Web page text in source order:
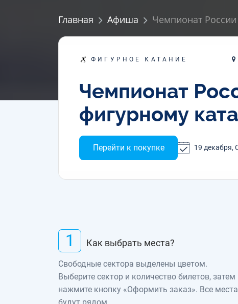
Главная Афиша Чемпионат
ФИГУРНОЕ КАТАНИЕ
Чемпионат
фигурному
Перейти к покупке 19 декабря,
1 Как выбрать места?
Свободные сектора выделены цветом.
Выберите сектор и количество билетов, затем
нажмите кнопку «Оформить заказ». Все места
будут рядом.